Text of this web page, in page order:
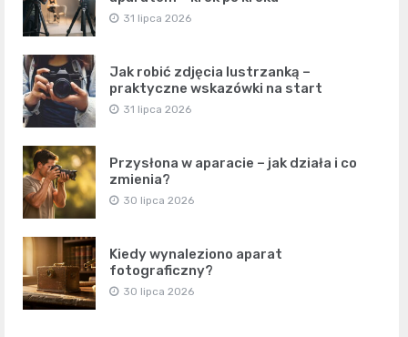
31 lipca 2026
Jak robić zdjęcia lustrzanką –
praktyczne wskazówki na start
31 lipca 2026
Przysłona w aparacie – jak działa i co
zmienia?
30 lipca 2026
Kiedy wynaleziono aparat
fotograficzny?
30 lipca 2026